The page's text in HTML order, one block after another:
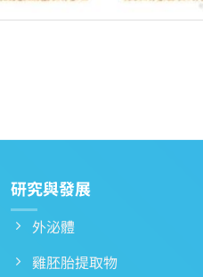
研究與發展
外泌體
雞胚胎提取物